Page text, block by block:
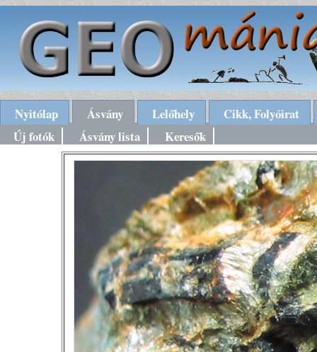
Nyitólap Ásvány Lelőhely
Cikk, Folyóirat
Új fotók
Ásvány lista Keresők